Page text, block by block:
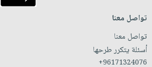
تواصل معنا
تواصل معنا
أسئلة يتكرر طرحها
+96171324076